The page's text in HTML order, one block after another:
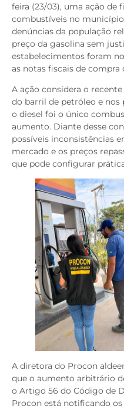
feira (23/03), uma ação de
combustíveis no
denúncias da população
preço da gasolina sem
estabelecimentos foram
as notas fiscais de
A ação considera o
do barril de petróleo e nos
o diesel foi o único
aumento. Diante desse
possíveis inconsistências
mercado e os preços
que pode configurar
A diretora do Procon
que o aumento arbitrário
o Artigo 56 do Código de
Procon está notificando